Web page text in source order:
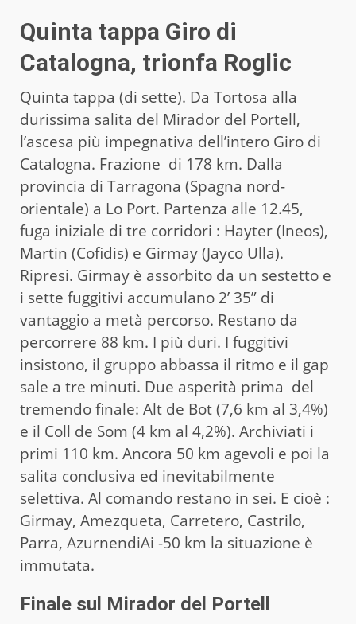
Quinta tappa Giro di
Catalogna, trionfa Roglic
Quinta tappa (di sette). Da Tortosa alla
durissima salita del Mirador del Portell,
l’ascesa più impegnativa dell’intero Giro di
Catalogna. Frazione di 178 km. Dalla
provincia di Tarragona (Spagna nord-
orientale) a Lo Port. Partenza alle 12.45,
fuga iniziale di tre corridori : Hayter (Ineos),
Martin (Cofidis) e Girmay (Jayco Ulla).
Ripresi. Girmay è assorbito da un sestetto e
i sette fuggitivi accumulano 2’ 35” di
vantaggio a metà percorso. Restano da
percorrere 88 km. I più duri. I fuggitivi
insistono, il gruppo abbassa il ritmo e il gap
sale a tre minuti. Due asperità prima del
tremendo finale: Alt de Bot (7,6 km al 3,4%)
e il Coll de Som (4 km al 4,2%). Archiviati i
primi 110 km. Ancora 50 km agevoli e poi la
salita conclusiva ed inevitabilmente
selettiva. Al comando restano in sei. E cioè :
Girmay, Amezqueta, Carretero, Castrilo,
Parra, AzurnendiAi -50 km la situazione è
immutata.
Finale sul Mirador del Portell